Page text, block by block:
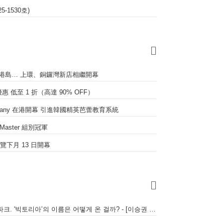
1530호)
島… 上環、銅鑼灣新店相繼開幕
低至 1 折（高達 90% OFF）
在港開幕 引進韓國精英芭蕾教育系統
組別冠軍
下月 13 日開幕
빅토리아 하버, 빅토리아 피크, 빅토리아 파크. '빅토리아’의 이름은 어떻게 온 걸까? - [이승권 원장의 생활칼럼]